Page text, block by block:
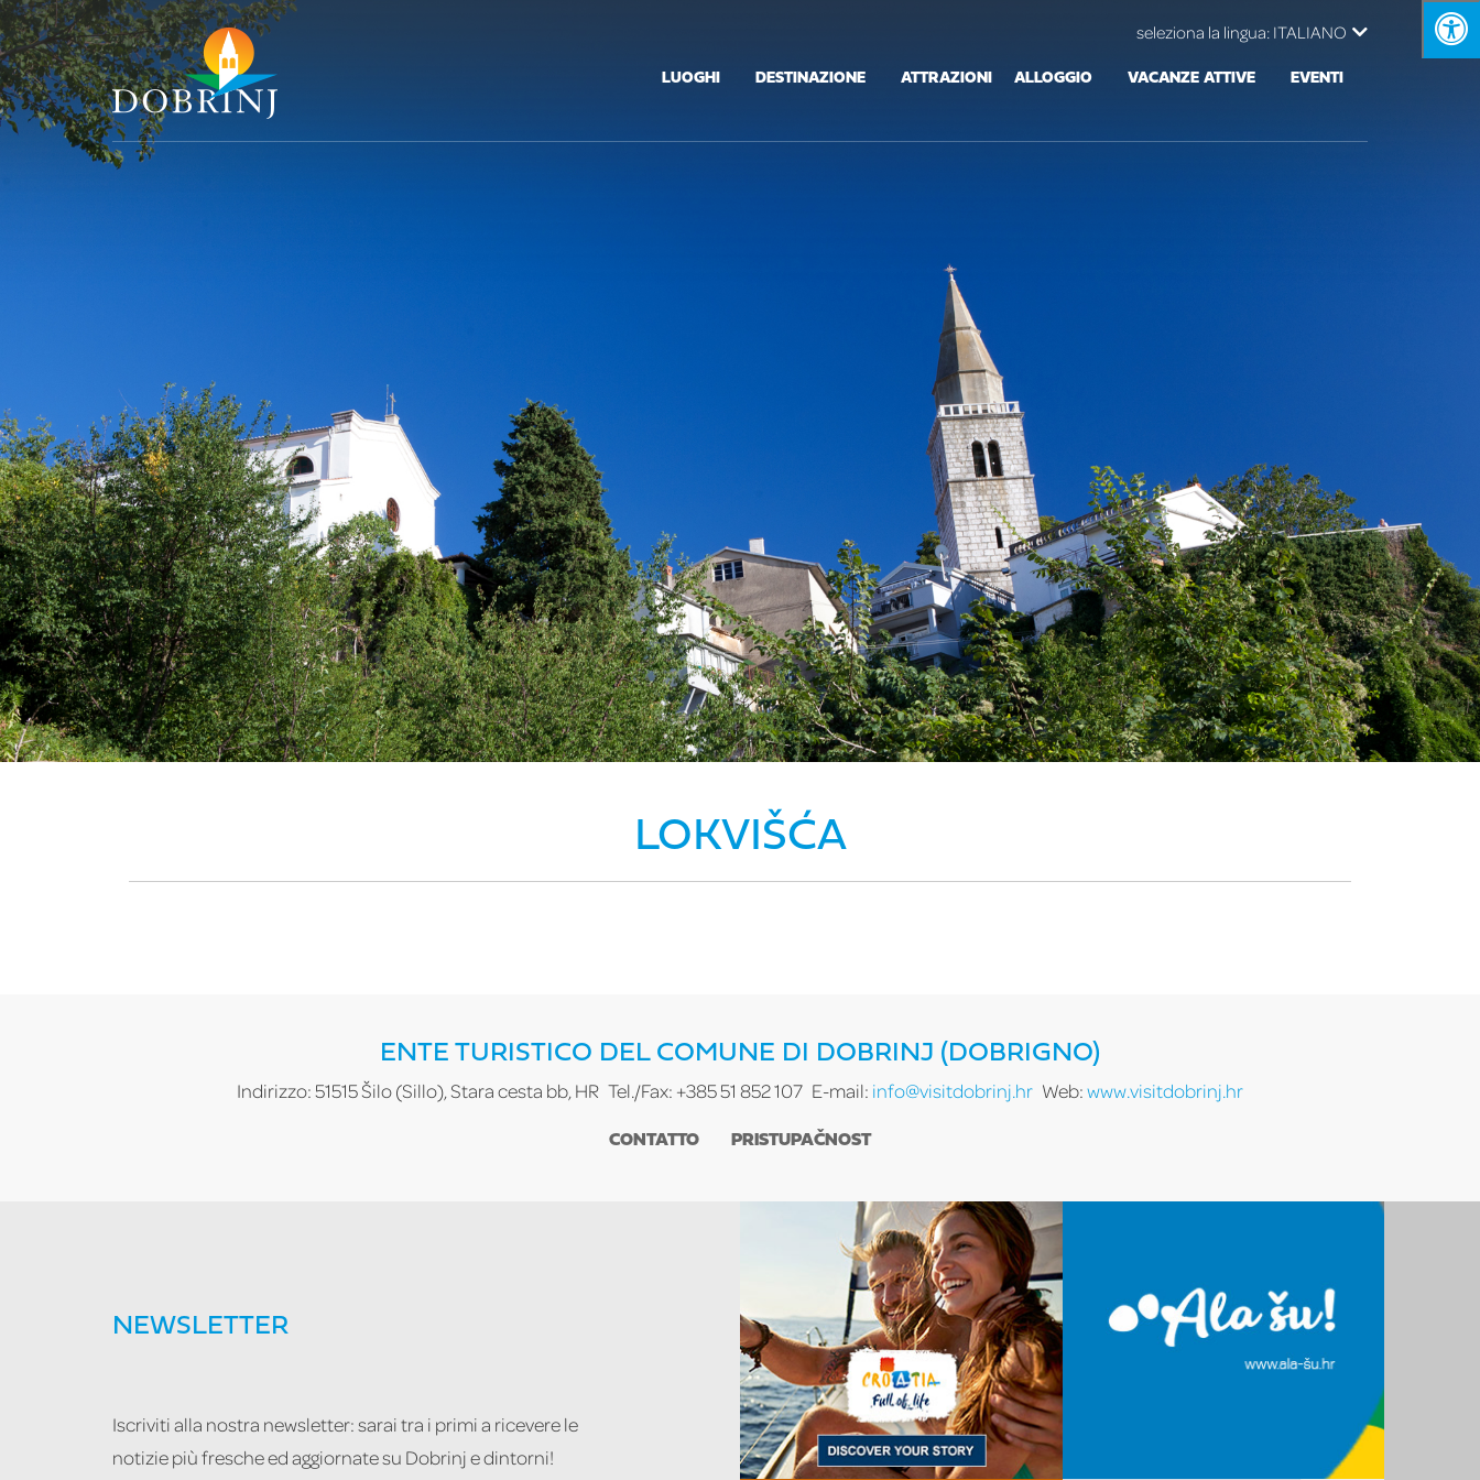
LUOGHI DESTINAZIONE ATTRAZIONI ALLOGGIO VACANZE ATTIVE EVENTI
seleziona la lingua:ITALIANO
LOKVIŠĆA
ENTE TURISTICO DEL COMUNE DI DOBRINJ (DOBRIGNO)
Indirizzo: 51515 Šilo (Sillo), Stara cesta bb, HR Tel./Fax: +385 51 852 107 E-mail: info@visitdobrinj.hr Web:www.visitdobrinj.hr
CONTATTO PRISTUPAČNOST
NEWSLETTER
Iscriviti alla nostra newsletter: sarai tra i primi a ricevere le
notizie più fresche ed aggiornate su Dobrinj e dintorni!